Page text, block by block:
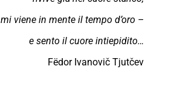
mi viene in mente il tempo d’oro –
e sento il cuore intiepidito…
Fëdor Ivanovič Tjutčev